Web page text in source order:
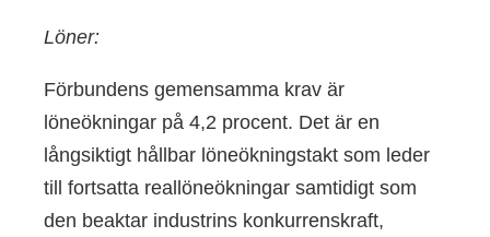
Löner:
Förbundens gemensamma krav är
löneökningar på 4,2 procent. Det är en
långsiktigt hållbar löneökningstakt som leder
till fortsatta reallöneökningar samtidigt som
den beaktar industrins konkurrenskraft,